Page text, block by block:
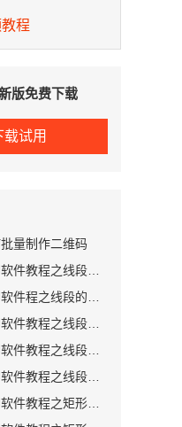
程
版免费下载
载试用
量制作二维码